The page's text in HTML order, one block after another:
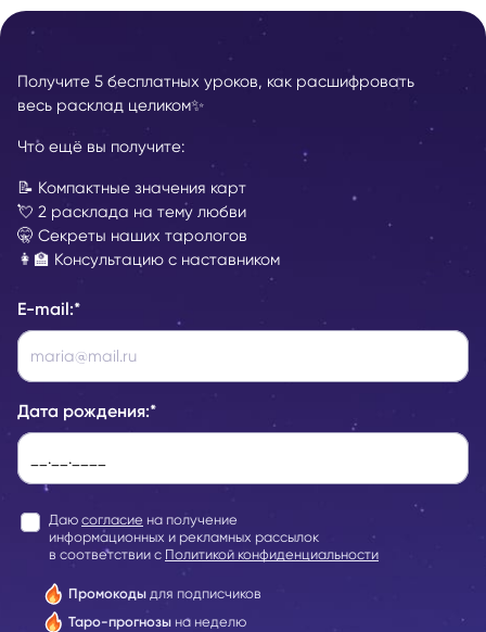
Получите 5 бесплатных уроков, как расшифровать
весь расклад целиком✨
Что ещё вы получите:
📝 Компактные значения карт
💘 2 расклада на тему любви
🤫 Секреты наших тарологов
👩‍🏫 Консультацию с наставником
E-mail:*
Дата рождения:*
Даю согласие на получение
информационных и рекламных рассылок
в соответствии с Политикой конфиденциальности
Промокоды для подписчиков
Таро-прогнозы на неделю